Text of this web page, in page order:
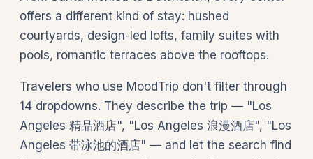
offers a different kind of stay: hushed
courtyards, design-led lofts, family suites with
pools, romantic terraces above the rooftops.
Travelers who use MoodTrip don't filter through
14 dropdowns. They describe the trip — "Los
Angeles 精品酒店", "Los Angeles 浪漫酒店", "Los
Angeles 带泳池的酒店" — and let the search find